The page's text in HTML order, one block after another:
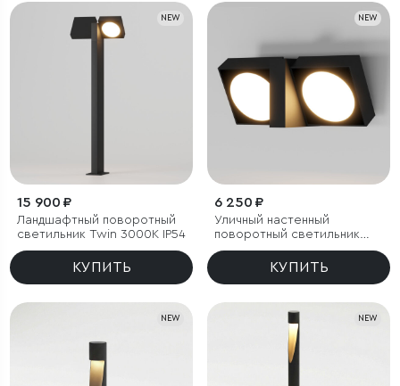
NEW
15 900 ₽
Ландшафтный поворотный
светильник Twin 3000K IP54
КУПИТЬ
NEW
6 250 ₽
Уличный настенный
поворотный светильник
Twin 3000K черный
КУПИТЬ
NEW NEW